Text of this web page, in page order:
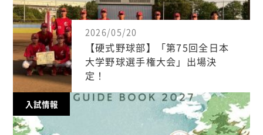
2026/05/20
【硬式野球部】「第75回全日本
大学野球選手権大会」出場決
定！
入試情報